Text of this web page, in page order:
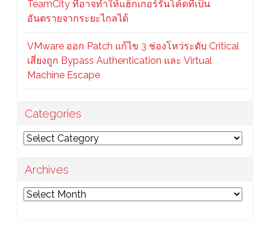
TeamCity ที่อาจทำให้แฮ็กเกอร์รันโค้ดที่เป็น
อันตรายจากระยะไกลได้
VMware ออก Patch แก้ไข 3 ช่องโหว่ระดับ Critical
เสี่ยงถูก Bypass Authentication และ Virtual
Machine Escape
Categories
Categories
Archives
Archives